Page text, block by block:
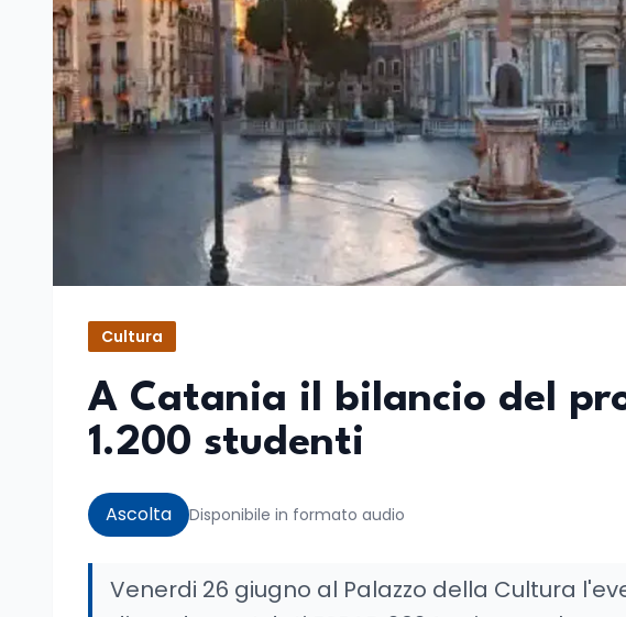
Cultura
A Catania il bilancio del
1.200 studenti
Ascolta Disponibile in formato audio
Venerdi 26 giugno al Palazzo della Cultura